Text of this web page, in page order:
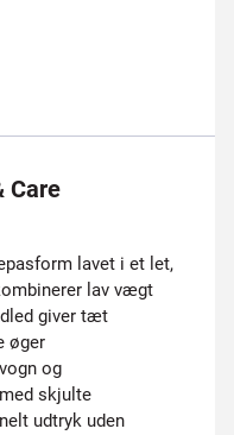
Care
lavet i et let,
lav vægt
giver tæt
øger
og
skjulte
udtryk uden